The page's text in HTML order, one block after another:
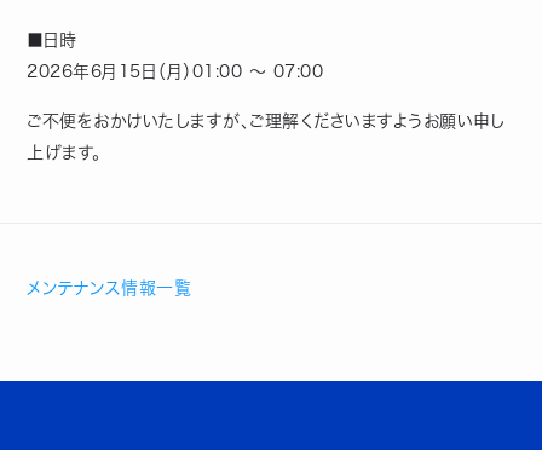
■日時
2026年6月15日（月）01:00 ～ 07:00
ご不便をおかけいたしますが、ご理解くださいますようお願い申し
上げます。
メンテナンス情報一覧